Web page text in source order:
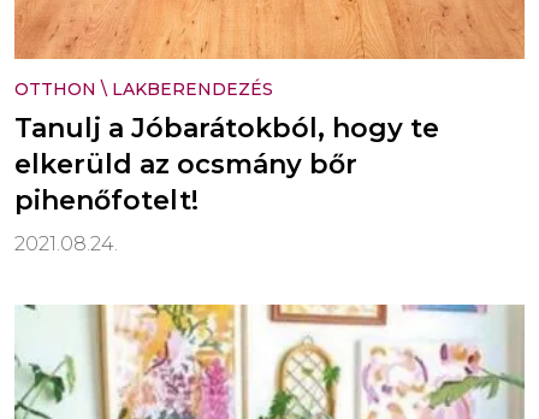
OTTHON \ LAKBERENDEZÉS
Tanulj a Jóbarátokból, hogy te
elkerüld az ocsmány bőr
pihenőfotelt!
2021.08.24.